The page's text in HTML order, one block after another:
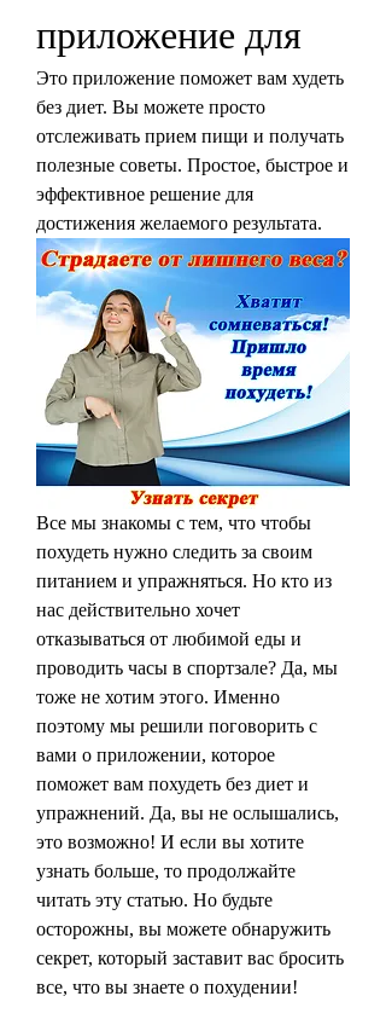
приложение для
Это приложение поможет вам худеть
без диет. Вы можете просто
отслеживать прием пищи и получать
полезные советы. Простое, быстрое и
эффективное решение для
достижения желаемого результата.
Все мы знакомы с тем, что чтобы
похудеть нужно следить за своим
питанием и упражняться. Но кто из
нас действительно хочет
отказываться от любимой еды и
проводить часы в спортзале? Да, мы
тоже не хотим этого. Именно
поэтому мы решили поговорить с
вами о приложении, которое
поможет вам похудеть без диет и
упражнений. Да, вы не ослышались,
это возможно! И если вы хотите
узнать больше, то продолжайте
читать эту статью. Но будьте
осторожны, вы можете обнаружить
секрет, который заставит вас бросить
все, что вы знаете о похудении!